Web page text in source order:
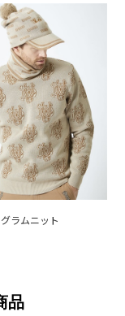
ラムニット
品